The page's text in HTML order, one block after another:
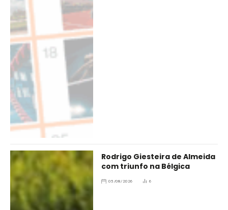
Rodrigo Giesteira de Almeida
com triunfo na Bélgica
05/08/2026 6